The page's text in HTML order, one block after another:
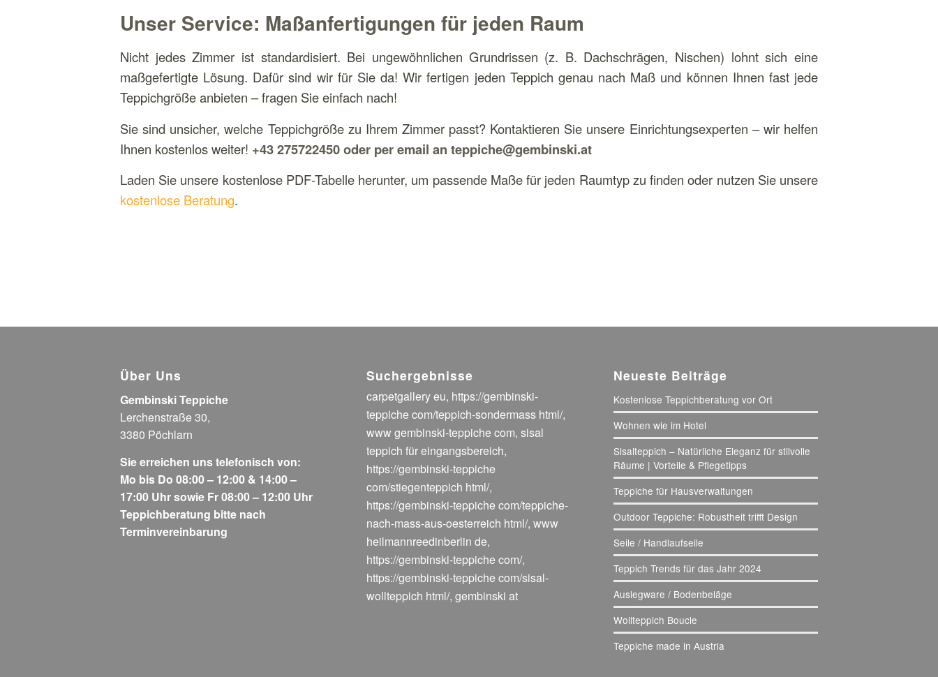
Unser Service: Maßanfertigungen für jeden Raum
Nicht jedes Zimmer ist standardisiert. Bei ungewöhnlichen Grundrissen (z. B. Dachschrägen, Nischen) lohnt sich eine
maßgefertigte Lösung. Dafür sind wir für Sie da! Wir fertigen jeden Teppich genau nach Maß und können Ihnen fast jede
Teppichgröße anbieten – fragen Sie einfach nach!
Sie sind unsicher, welche Teppichgröße zu Ihrem Zimmer passt? Kontaktieren Sie unsere Einrichtungsexperten – wir helfen
Ihnen kostenlos weiter! +43 275722450 oder per email an teppiche@gembinski.at
Laden Sie unsere kostenlose PDF-Tabelle herunter, um passende Maße für jeden Raumtyp zu finden oder nutzen Sie unsere
kostenlose Beratung.
Über Uns
Gembinski Teppiche
Lerchenstraße 30,
3380 Pöchlarn
Sie erreichen uns telefonisch von:
Mo bis Do 08:00 – 12:00 & 14:00 –
17:00 Uhr sowie Fr 08:00 – 12:00 Uhr
Teppichberatung bitte nach
Terminvereinbarung
Suchergebnisse
carpetgallery eu, https://gembinski-
teppiche com/teppich-sondermass html/,
www gembinski-teppiche com,sisal
teppich für eingangsbereich,
https://gembinski-teppiche
com/stiegenteppich html/,
https://gembinski-teppiche com/teppiche-
nach-mass-aus-oesterreich html/,www
heilmannreedinberlin de,
https://gembinski-teppiche com/,
https://gembinski-teppiche com/sisal-
wollteppich html/,gembinski at
Neueste Beiträge
Kostenlose Teppichberatung vor Ort
Wohnen wie im Hotel
Sisalteppich – Natürliche Eleganz für stilvolle
Räume | Vorteile & Pflegetipps
Teppiche für Hausverwaltungen
Outdoor Teppiche: Robustheit trifft Design
Seile / Handlaufseile
Teppich Trends für das Jahr 2024
Auslegware / Bodenbeläge
Wollteppich Boucle
Teppiche made in Austria